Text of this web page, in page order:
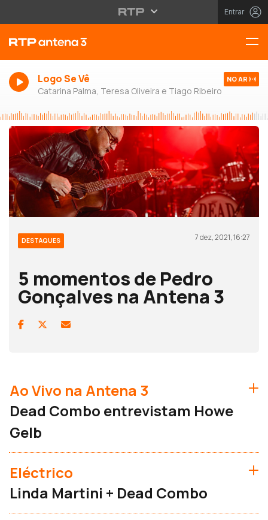
Entrar
Logo Se Vê
Catarina Palma, Teresa Oliveira e Tiago Ribeiro
NO AR
DESTAQUES 7 dez, 2021, 16:27
5 momentos de Pedro
Gonçalves na Antena 3
Ao Vivo na Antena 3
Dead Combo entrevistam Howe
Gelb
Eléctrico
Linda Martini + Dead Combo